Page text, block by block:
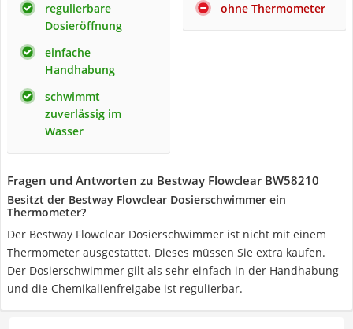
regulierbare
Dosieröffnung
einfache
Handhabung
schwimmt
zuverlässig im
Wasser
ohne Thermometer
Fragen und Antworten zu Bestway Flowclear BW58210
Besitzt der Bestway Flowclear Dosierschwimmer ein
Thermometer?
Der Bestway Flowclear Dosierschwimmer ist nicht mit einem
Thermometer ausgestattet. Dieses müssen Sie extra kaufen.
Der Dosierschwimmer gilt als sehr einfach in der Handhabung
und die Chemikalienfreigabe ist regulierbar.